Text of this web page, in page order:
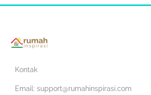
Kontak
Email: support@rumahinspirasi.com